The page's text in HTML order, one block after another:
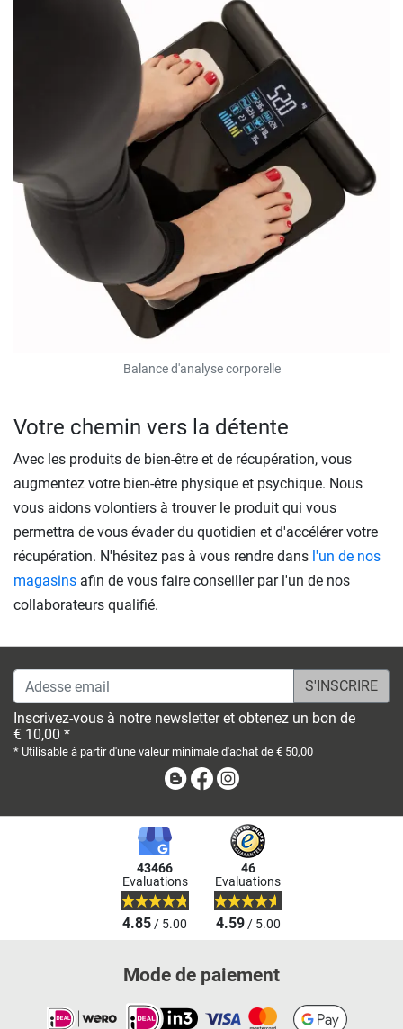
Balance d'analyse corporelle
Votre chemin vers la détente
Avec les produits de bien-être et de récupération, vous
augmentez votre bien-être physique et psychique. Nous
vous aidons volontiers à trouver le produit qui vous
permettra de vous évader du quotidien et d'accélérer votre
récupération. N'hésitez pas à vous rendre dans l'un de nos
magasins afin de vous faire conseiller par l'un de nos
collaborateurs qualifié.
Adesse email
Inscrivez-vous à notre newsletter et obtenez un bon de
€ 10,00 *
* Utilisable à partir d'une valeur minimale d'achat de € 50,00
BlogFacebook
43466
Evaluations
4.85/ 5.00
46
Evaluations
4.59/ 5.00
Mode de paiement